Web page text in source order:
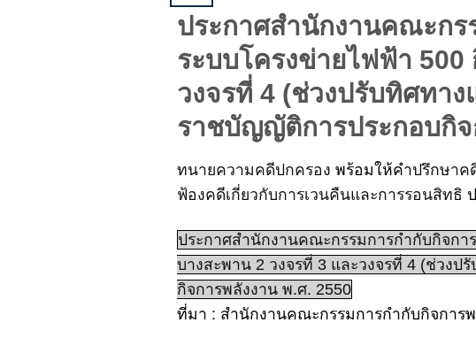
ประกาศสำนักงานคณะกร
ระบบโครงข่ายไฟฟ้า 500
วงจรที่ 4 (ช่วงปรับทิศทา
ราชบัญญัติการประกอบกิจ
ทนายความคดีปกครอง พร้อมให้คำปรึกษาค
ฟ้องคดีเกี่ยวกับการเวนคืนและการรอนสิทธิ
ประกาศสำนักงานคณะกรรมการกำกับกิจกา
บางสะพาน 2 วงจรที่ 3 และวงจรที่ 4 (ช่วง
กิจการพลังงาน พ.ศ. 2550
ที่มา : สำนักงานคณะกรรมการกำกับกิจการ